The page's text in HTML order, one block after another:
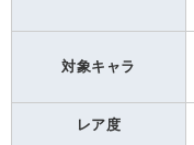
対象キャラ
レア度